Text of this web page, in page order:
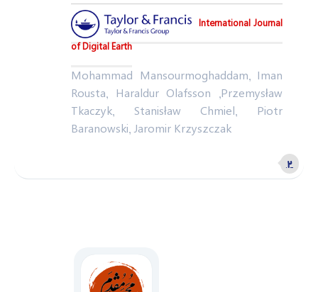
International Journal
of Digital Earth
Mohammad Mansourmoghaddam, Iman
Rousta, Haraldur Olafsson ,Przemysław
Tkaczyk, Stanisław Chmiel, Piotr
Baranowski, Jaromir Krzyszczak
۲